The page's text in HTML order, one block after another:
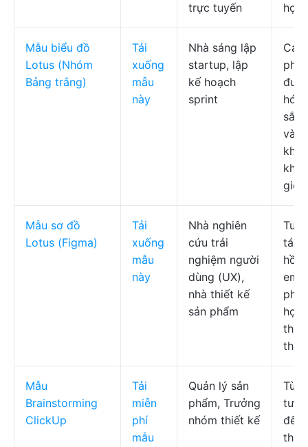
trực tuyến
hợp
Mẫu biểu đồ
Lotus (Nhóm
Bảng trắng)
Tải
xuống
mẫu
này
Nhà sáng lập
startup, lập
kế hoạch
sprint
Các
phần
hóa
sắc,
và
giới
Mẫu sơ đồ
Lotus (Figma)
Tải
xuống
mẫu
này
Nhà nghiên
cứu trải
nghiệm người
dùng (UX),
nhà thiết kế
sản phẩm
tác,
hồi
hợp
thời
thực
Mẫu
Brainstorming
ClickUp
Tải
miễn
phí
mẫu
Quản lý sản
phẩm, Trưởng
nhóm thiết kế
Từ ý
đến
thi,